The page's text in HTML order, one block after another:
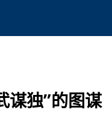
谋独”的图谋